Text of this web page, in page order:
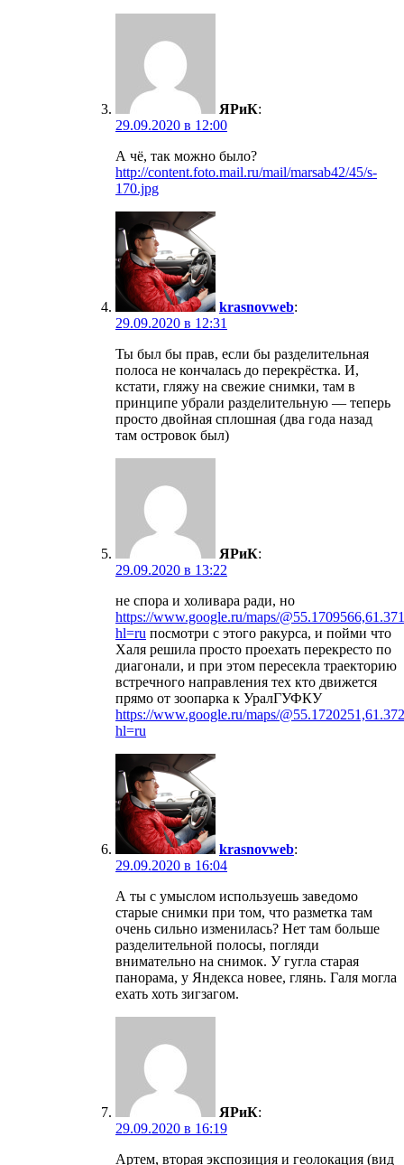
ЯРиК:
29.09.2020 в 12:00
А чё, так можно было?
http://content.foto.mail.ru/mail/marsab42/45/s-
170.jpg
krasnovweb:
29.09.2020 в 12:31
Ты был бы прав, если бы разделительная
полоса не кончалась до перекрёстка. И,
кстати, гляжу на свежие снимки, там в
принципе убрали разделительную — теперь
просто двойная сплошная (два года назад
там островок был)
ЯРиК:
29.09.2020 в 13:22
не спора и холивара ради, но
https://www.google.ru/maps/
hl=ru посмотри с этого ракурса, и пойми что
Халя решила просто проехать перекресто по
диагонали, и при этом пересекла траекторию
встречного направления тех кто движется
прямо от зоопарка к УралГУФКУ
https://www.google.ru/maps/
hl=ru
krasnovweb:
29.09.2020 в 16:04
А ты с умыслом используешь заведомо
старые снимки при том, что разметка там
очень сильно изменилась? Нет там больше
разделительной полосы, погляди
внимательно на снимок. У гугла старая
панорама, у Яндекса новее, глянь. Галя могла
ехать хоть зигзагом.
ЯРиК:
29.09.2020 в 16:19
Артем, вторая экспозиция и геолокация (вид